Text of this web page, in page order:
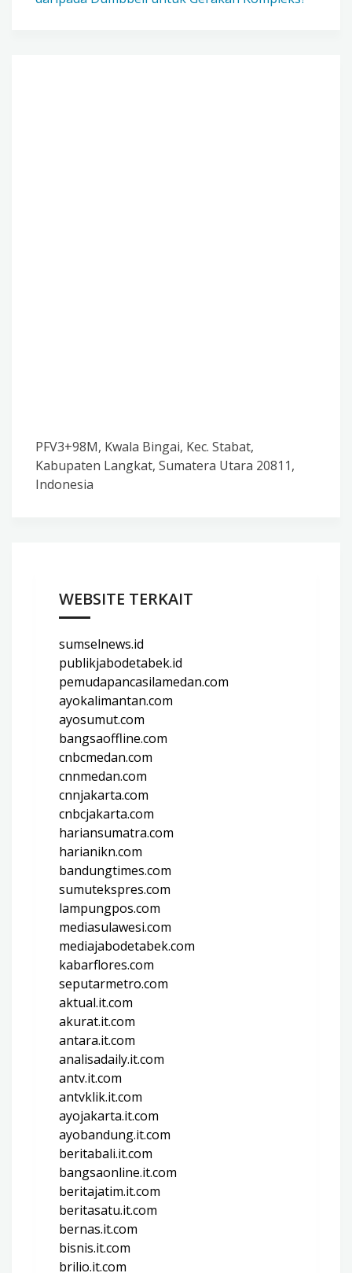
PFV3+98M, Kwala Bingai, Kec. Stabat,
Kabupaten Langkat, Sumatera Utara 20811,
Indonesia
WEBSITE TERKAIT
sumselnews.id
publikjabodetabek.id
pemudapancasilamedan.com
ayokalimantan.com
ayosumut.com
bangsaoffline.com
cnbcmedan.com
cnnmedan.com
cnnjakarta.com
cnbcjakarta.com
hariansumatra.com
harianikn.com
bandungtimes.com
sumutekspres.com
lampungpos.com
mediasulawesi.com
mediajabodetabek.com
kabarflores.com
seputarmetro.com
aktual.it.com
akurat.it.com
antara.it.com
analisadaily.it.com
antv.it.com
antvklik.it.com
ayojakarta.it.com
ayobandung.it.com
beritabali.it.com
bangsaonline.it.com
beritajatim.it.com
beritasatu.it.com
bernas.it.com
bisnis.it.com
brilio.it.com